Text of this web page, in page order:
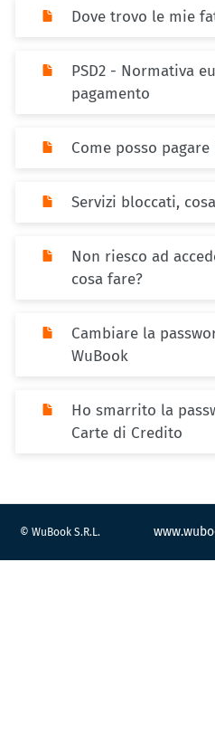
Dove trovo le mie
PSD2 - Normativa
pagamento
Come posso
Servizi bloccati,
Non riesco ad
cosa fare?
Cambiare la
WuBook
Ho smarrito la
Carte di Credito
© WuBook S.R.L.